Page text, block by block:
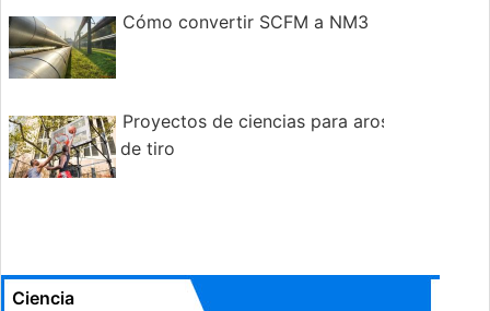
Cómo convertir SCFM a NM3
Proyectos de ciencias para aros
de tiro
Ciencia